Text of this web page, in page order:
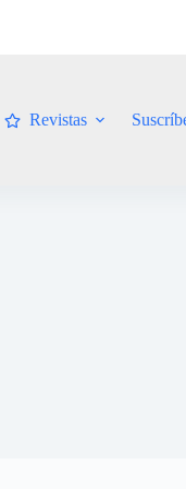
Revistas